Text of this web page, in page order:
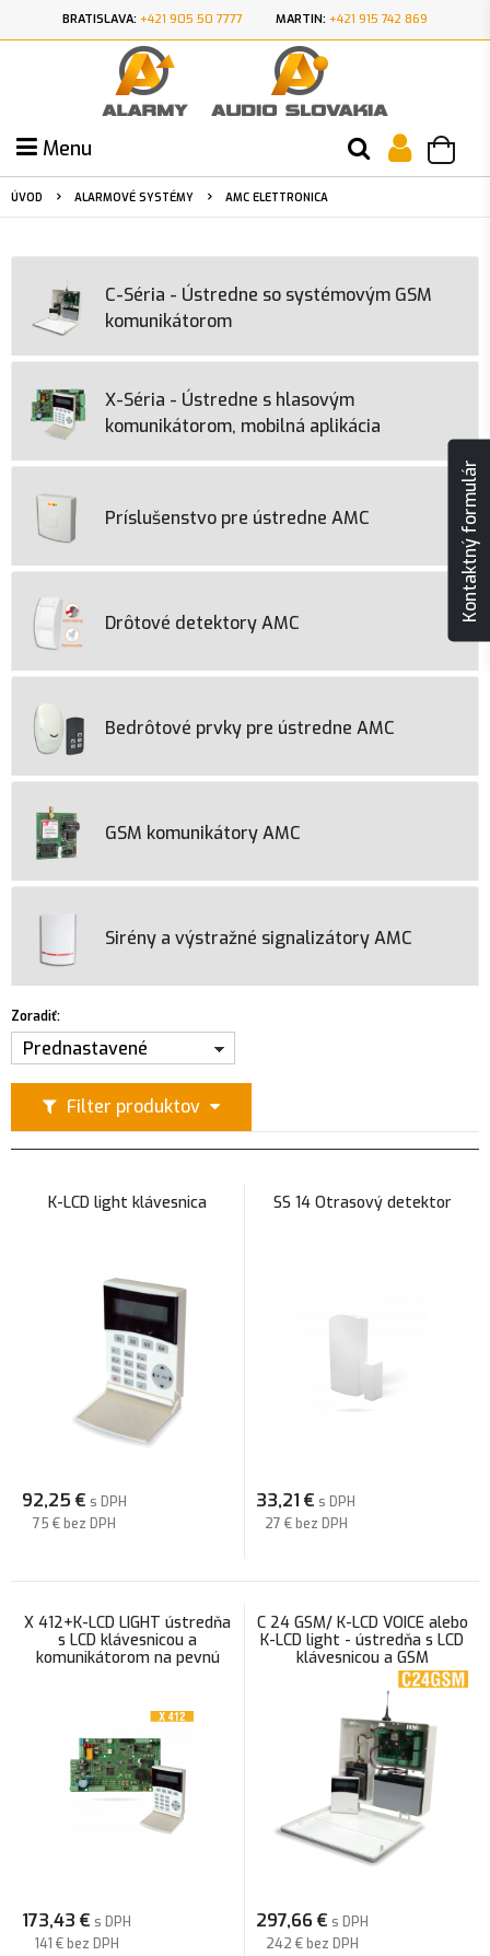
BRATISLAVA: +421 905 50 7777 MARTIN: +421 915 742 869
Menu
ÚVOD ALARMOVÉ SYSTÉMY AMC ELETTRONICA
C-Séria - Ústredne so systémovým GSM
komunikátorom
X-Séria - Ústredne s hlasovým
komunikátorom, mobilná aplikácia
Príslušenstvo pre ústredne AMC
Drôtové detektory AMC
Bedrôtové prvky pre ústredne AMC
GSM komunikátory AMC
Sirény a výstražné signalizátory AMC
Filter produktov
Zoradiť:
Prednastavené
K-LCD light klávesnica
92,25 € s DPH
75 € bez DPH
SS 14 Otrasový detektor
33,21 € s DPH
27 € bez DPH
X 412+K-LCD LIGHT ústredňa
s LCD klávesnicou a
komunikátorom na pevnú
173,43 € s DPH
141 € bez DPH
C 24 GSM/ K-LCD VOICE alebo
K-LCD light - ústredňa s LCD
klávesnicou a GSM
komunikátorom
297,66 € s DPH
242 € bez DPH
Kontaktný formulár